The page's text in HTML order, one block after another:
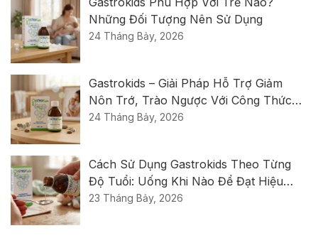
Những Đối Tượng Nên Sử Dụng
24 Tháng Bảy, 2026
Gastrokids – Giải Pháp Hỗ Trợ Giảm
Nôn Trớ, Trào Ngược Với Công Thức
Thế Hệ Mới Từ Ý
24 Tháng Bảy, 2026
Cách Sử Dụng Gastrokids Theo Từng
Độ Tuổi: Uống Khi Nào Để Đạt Hiệu
Quả Tốt Nhất?
23 Tháng Bảy, 2026